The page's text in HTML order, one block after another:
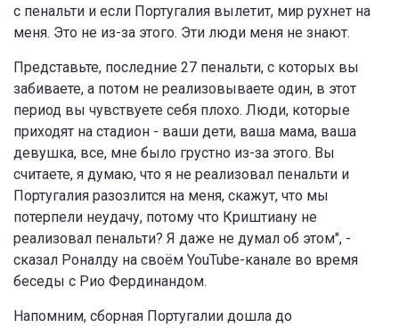
с пенальти и если Португалия вылетит, мир рухнет на
меня. Это не из-за этого. Эти люди меня не знают.
Представьте, последние 27 пенальти, с которых вы
забиваете, а потом не реализовываете один, в этот
период вы чувствуете себя плохо. Люди, которые
приходят на стадион - ваши дети, ваша мама, ваша
девушка, все, мне было грустно из-за этого. Вы
считаете, я думаю, что я не реализовал пенальти и
Португалия разозлится на меня, скажут, что мы
потерпели неудачу, потому что Криштиану не
реализовал пенальти? Я даже не думал об этом", -
сказал Роналду на своём YouTube-канале во время
беседы с Рио Фердинандом.
Напомним, сборная Португалии дошла до